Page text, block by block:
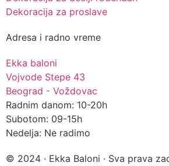
Dekoracija za proslave
Adresa i radno vreme
Ekka baloni
Vojvode Stepe 43
Beograd - Voždovac
Radnim danom: 10-20h
Subotom: 09-15h
Nedelja: Ne radimo
© 2024 · Ekka Baloni · Sva prava